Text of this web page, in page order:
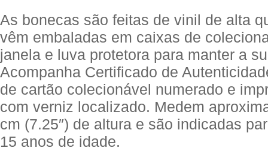
As bonecas são feitas de vinil de alta
vêm embaladas em caixas de
janela e luva protetora para manter a
Acompanha Certificado de
de cartão colecionável numerado e
com verniz localizado. Medem
cm (7.25″) de altura e são indicadas
15 anos de idade.